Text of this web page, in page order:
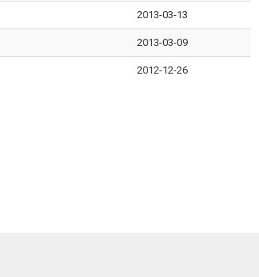
2013-03-13
2013-03-09
2012-12-26